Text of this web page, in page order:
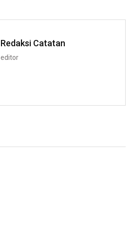
Redaksi Catatan
editor